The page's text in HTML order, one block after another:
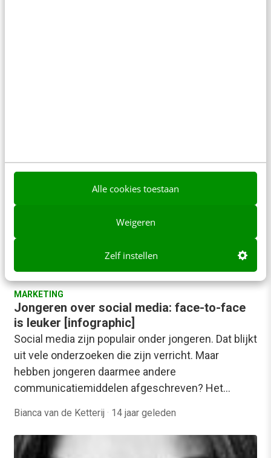
Alle cookies toestaan
Weigeren
Zelf instellen
MARKETING
Jongeren over social media: face-to-face
is leuker [infographic]
Social media zijn populair onder jongeren. Dat blijkt
uit vele onderzoeken die zijn verricht. Maar
hebben jongeren daarmee andere
communicatiemiddelen afgeschreven? Het…
Bianca van de Ketterij · 14 jaar geleden